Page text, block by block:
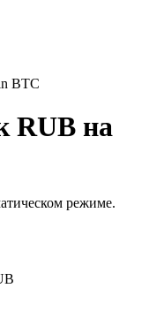
BTC
RUB на
режиме.